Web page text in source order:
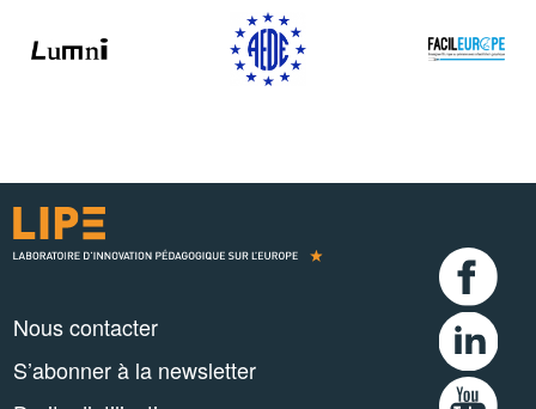
Nous contacter
S’abonner à la newsletter